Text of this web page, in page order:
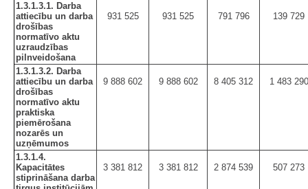
1.3.1.3.1. Darba
attiecību un darba
drošības
normatīvo aktu
uzraudzības
pilnveidošana
931 525 931 525 791 796 139 729
1.3.1.3.2. Darba
attiecību un darba
drošības
normatīvo aktu
praktiska
piemērošana
nozarēs un
uzņēmumos
9 888 602 9 888 602 8 405 312 1 483 290
1.3.1.4.
Kapacitātes
stiprināšana darba
3 381 812 3 381 812 2 874 539 507 273